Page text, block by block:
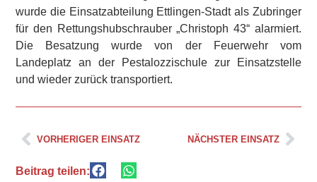
wurde die Einsatzabteilung Ettlingen-Stadt als Zubringer
für den Rettungshubschrauber „Christoph 43“ alarmiert.
Die Besatzung wurde von der Feuerwehr vom
Landeplatz an der Pestalozzischule zur Einsatzstelle
und wieder zurück transportiert.
VORHERIGER EINSATZ NÄCHSTER EINSATZ
Beitrag teilen: